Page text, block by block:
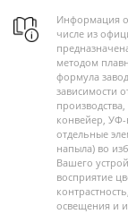
Информация о
числе из
методом
формула
зависимости
конвейер,
отдельные
напыла) во
Вашего
восприятие
освещения и